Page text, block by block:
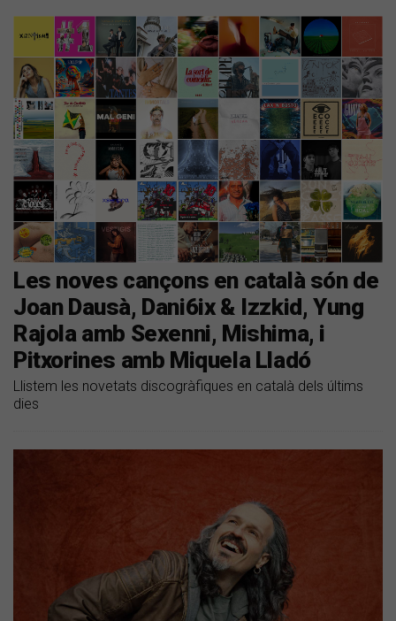
Les noves cançons en català són de
Joan Dausà, Dani6ix & Izzkid, Yung
Rajola amb Sexenni, Mishima, i
Pitxorines amb Miquela Lladó
Llistem les novetats discogràfiques en català dels últims
dies